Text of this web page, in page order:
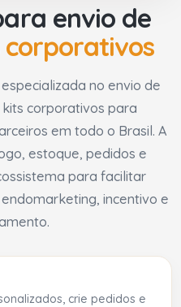
envio de
no envio de
corporativos para
em todo o Brasil. A
estoque, pedidos e
para facilitar
incentivo e
crie pedidos e